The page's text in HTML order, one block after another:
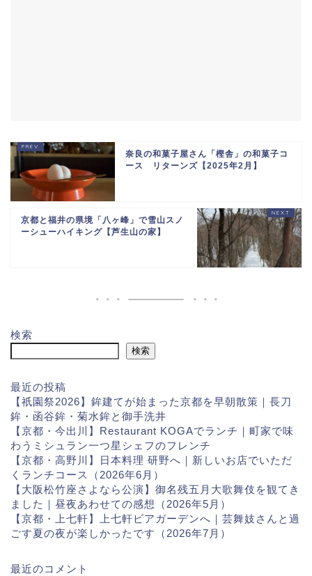
奈良の和菓子屋さん「樫舎」の和菓子コ
ース リターンズ【2025年2月】
京都と福井の県境「八ヶ峰」で雪山スノ
ーシューハイキング【芦生山の家】
検索
検索
最近の投稿
【祇園祭2026】鉾建てが始まった京都を早朝散策｜長刀
鉾・函谷鉾・菊水鉾と御手洗井
【京都・今出川】Restaurant KOGAでランチ｜町家で味
わうミシュラン一つ星シェフのフレンチ
【京都・高野川】日本料理 研野へ｜新しいお店でいただ
くランチコース（2026年6月）
【大阪松竹座さよなら公演】御名残五月大歌舞伎を観てき
ました｜昼夜あわせての感想（2026年5月）
【京都・上七軒】上七軒ビアガーデンへ｜芸舞妓さんと過
ごす夏の夜が楽しかったです（2026年7月）
最近のコメント